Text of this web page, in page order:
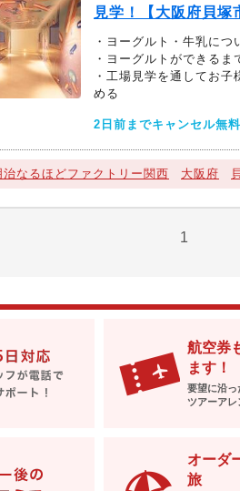
見学！【大阪府貝塚
・ヨーグルト・牛乳につ
・ヨーグルトができるま
・工場見学を通してお子
める
2日前までキャンセル無料
治なるほどファクトリー関西 大阪府
1
航空券
ます！
要望に沿っ
ツアーアレ
オーダ
旅